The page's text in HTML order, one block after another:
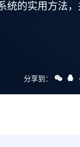
的实用方法
分享到：